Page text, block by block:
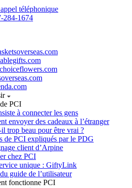
téléphonique
284-1674
PCI
à connecter les gens
envoyer des cadeaux à l’étranger
trop beau pour être vrai ?
de PCI expliqués par le PDG
client d’Arpine
chez PCI
unique : GiftyLink
guide de l’utilisateur
fonctionne PCI